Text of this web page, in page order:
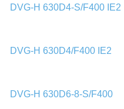
DVG-H 630D4-S/F400 IE2
DVG-H 630D4/F400 IE2
DVG-H 630D6-8-S/F400